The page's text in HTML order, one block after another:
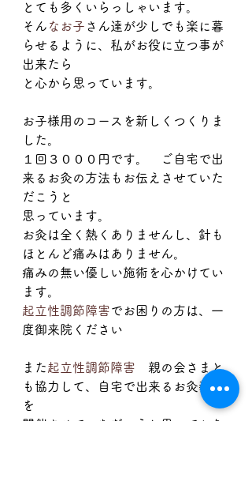
とても多くいらっしゃいます。
そん なお子 さん達が少しでも楽に暮
らせるように、私がお役に立つ事が
出来たら
と心から思っています。
お子様用のコースを新しくつくりま
した。
１回３０００円です。　ご自宅で出
来るお灸の方法もお伝えさせていた
だこうと
思っています。
お灸は全く熱くありませんし、針も
ほとんど痛みはありません。
痛みの無い優しい施術を心かけてい
ます。
起立性調節障害でお困りの方は、一
度御来院ください
また起立性調節障害 親の会さまと
も協力して、自宅で出来るお灸教室
を
開催させていただこうと思っており